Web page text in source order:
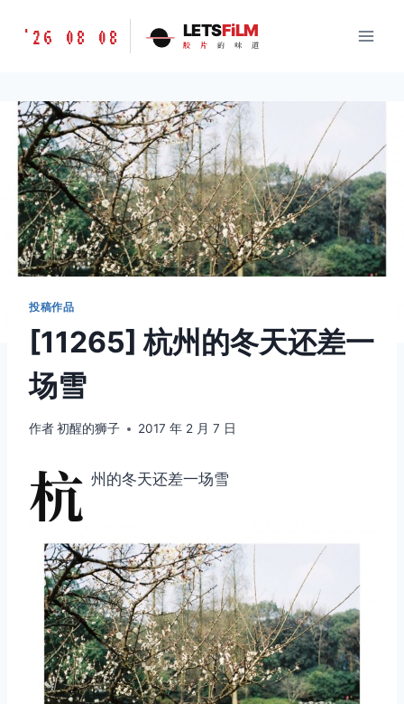
胶
味
道
LETSFILM
'26 08 08 LETSFiLM
胶 片 的 味 道
投稿作品
[11265] 杭州的冬天还差一
场雪
作者初醒的狮子 2017 年 2 月 7 日
杭 州的冬天还差一场雪